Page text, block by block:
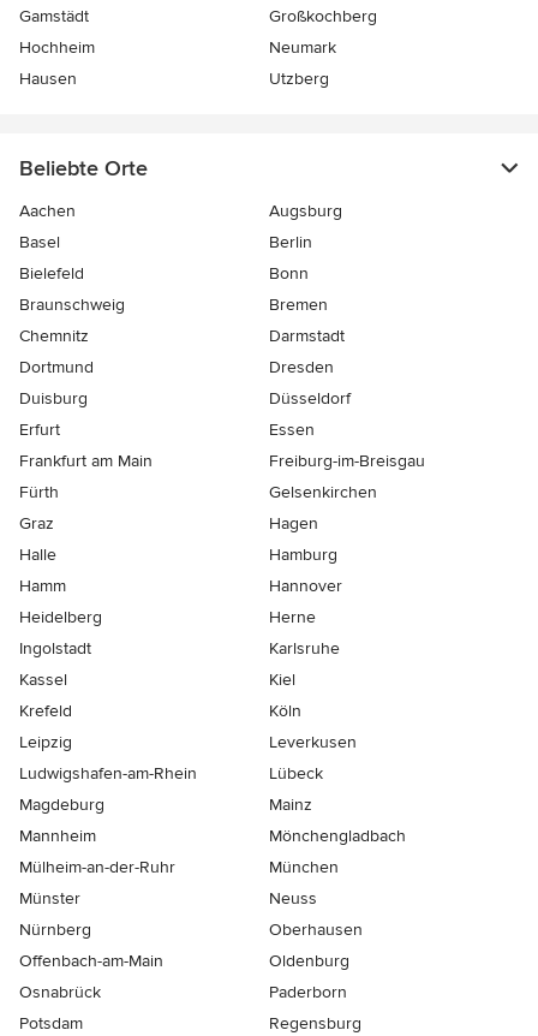
Gamstädt
Großkochberg
Hochheim
Neumark
Hausen
Utzberg
Beliebte Orte
Aachen
Augsburg
Basel
Berlin
Bielefeld
Bonn
Braunschweig
Bremen
Chemnitz
Darmstadt
Dortmund
Dresden
Duisburg
Düsseldorf
Erfurt
Essen
Frankfurt am Main
Freiburg-im-Breisgau
Fürth
Gelsenkirchen
Graz
Hagen
Halle
Hamburg
Hamm
Hannover
Heidelberg
Herne
Ingolstadt
Karlsruhe
Kassel
Kiel
Krefeld
Köln
Leipzig
Leverkusen
Ludwigshafen-am-Rhein
Lübeck
Magdeburg
Mainz
Mannheim
Mönchen­gladbach
Mülheim-an-der-Ruhr
München
Münster
Neuss
Nürnberg
Oberhausen
Offenbach-am-Main
Oldenburg
Osnabrück
Paderborn
Potsdam
Regensburg